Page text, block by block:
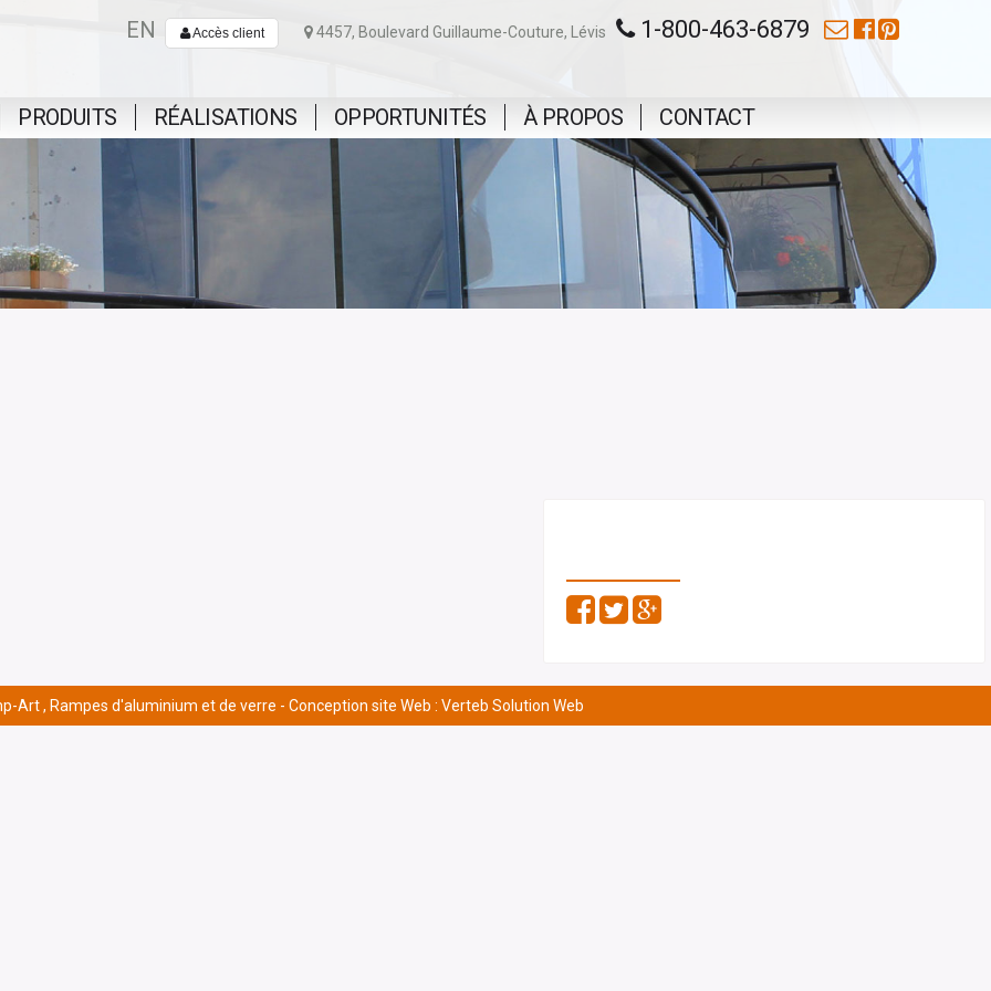
EN Accès client 4457, Boulevard Guillaume-Couture, Lévis 1-800-463-6879
PRODUITS RÉALISATIONS OPPORTUNITÉS À PROPOS CONTACT
Art , Rampes d'aluminium et de verre - Conception site Web : Verteb Solution Web